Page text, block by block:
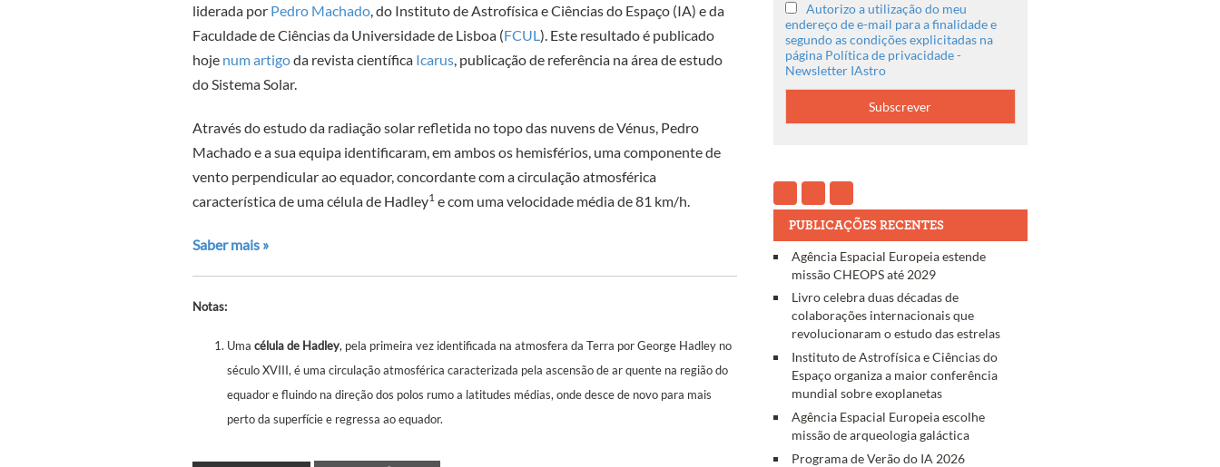
liderada por Pedro Machado, do Instituto de Astrofísica e Ciências do Espaço (IA) e da
Faculdade de Ciências da Universidade de Lisboa (FCUL). Este resultado é publicado
hoje num artigoda revista científica Icarus, publicação de referência na área de estudo
do Sistema Solar.
Através do estudo da radiação solar refletida no topo das nuvens de Vénus, Pedro
Machado e a sua equipa identificaram, em ambos os hemisférios, uma componente de
vento perpendicular ao equador, concordante com a circulação atmosférica
característica de uma célula de Hadley1 e com uma velocidade média de 81 km/h.
Saber mais »
Notas:
Umacélula de Hadley, pela primeira vez identificada na atmosfera da Terra por George Hadley no
século XVIII, é uma circulação atmosférica caracterizada pela ascensão de ar quente na região do
equador e fluindo na direção dos polos rumo a latitudes médias, onde desce de novo para mais
perto da superfície e regressa ao equador.
Autorizo a utilização do meu
endereço de e-mail para a finalidade e
segundo as condições explicitadas na
página Política de privacidade -
Newsletter IAstro
PUBLICAÇÕES RECENTES
Agência Espacial Europeia estende
missão CHEOPS até 2029
Livro celebra duas décadas de
colaborações internacionais que
revolucionaram o estudo das estrelas
Instituto de Astrofísica e Ciências do
Espaço organiza a maior conferência
mundial sobre exoplanetas
Agência Espacial Europeia escolhe
missão de arqueologia galáctica
Programa de Verão do IA 2026